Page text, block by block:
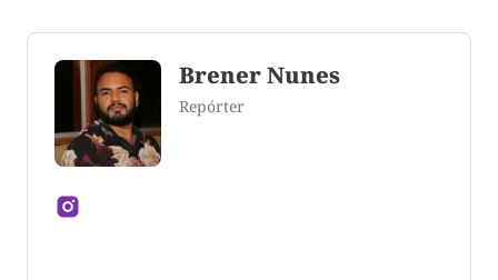
Brener Nunes
Repórter